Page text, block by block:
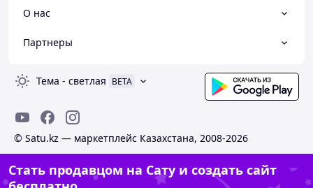
О нас
Партнеры
Тема - светлая BETA
© Satu.kz — маркетплейс Казахстана, 2008-2026
Стать продавцом на Сату и создать сайт